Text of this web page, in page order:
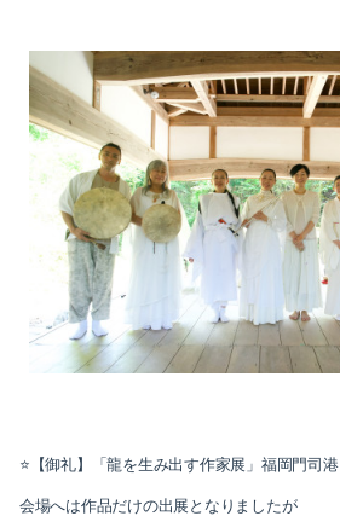
⭐️【御礼】「龍を生み出す作家展」福岡門司港
会場へは作品だけの出展となりましたが